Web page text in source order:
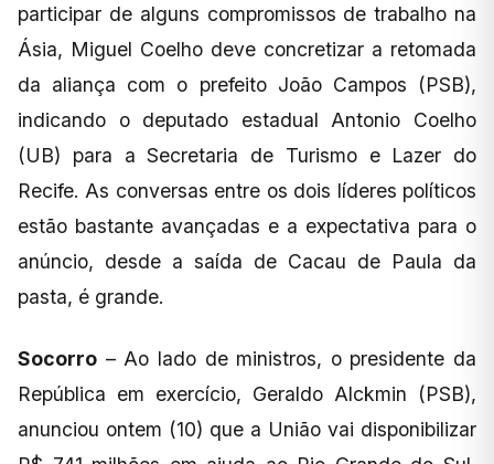
participar de alguns compromissos de trabalho na
Ásia, Miguel Coelho deve concretizar a retomada
da aliança com o prefeito João Campos (PSB),
indicando o deputado estadual Antonio Coelho
(UB) para a Secretaria de Turismo e Lazer do
Recife. As conversas entre os dois líderes políticos
estão bastante avançadas e a expectativa para o
anúncio, desde a saída de Cacau de Paula da
pasta, é grande.
Socorro – Ao lado de ministros, o presidente da
República em exercício, Geraldo Alckmin (PSB),
anunciou ontem (10) que a União vai disponibilizar